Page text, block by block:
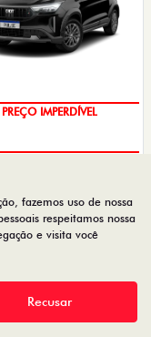
AUTOMÁTICO MAIS
POR R$ 109.990,00
DRIVE 1.3 AT FLEX 4P 2026
fazemos uso de nossa
respeitamos nossa
e visita você
Recusar